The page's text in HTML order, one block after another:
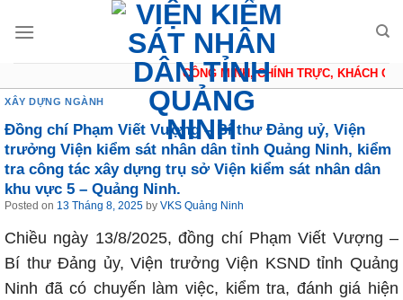
CÔNG MINH, CHÍNH TRỰC, KHÁCH
XÂY DỰNG NGÀNH
Đồng chí Phạm Viết Vượng – Bí thư Đảng uỷ, Viện
trưởng Viện kiểm sát nhân dân tỉnh Quảng Ninh, kiểm
tra công tác xây dựng trụ sở Viện kiểm sát nhân dân
khu vực 5 – Quảng Ninh.
Posted on 13 Tháng 8, 2025 by VKS Quảng Ninh
Chiều ngày 13/8/2025, đồng chí Phạm Viết Vượng –
Bí thư Đảng ủy, Viện trưởng Viện KSND tỉnh Quảng
Ninh đã có chuyến làm việc, kiểm tra, đánh giá hiện